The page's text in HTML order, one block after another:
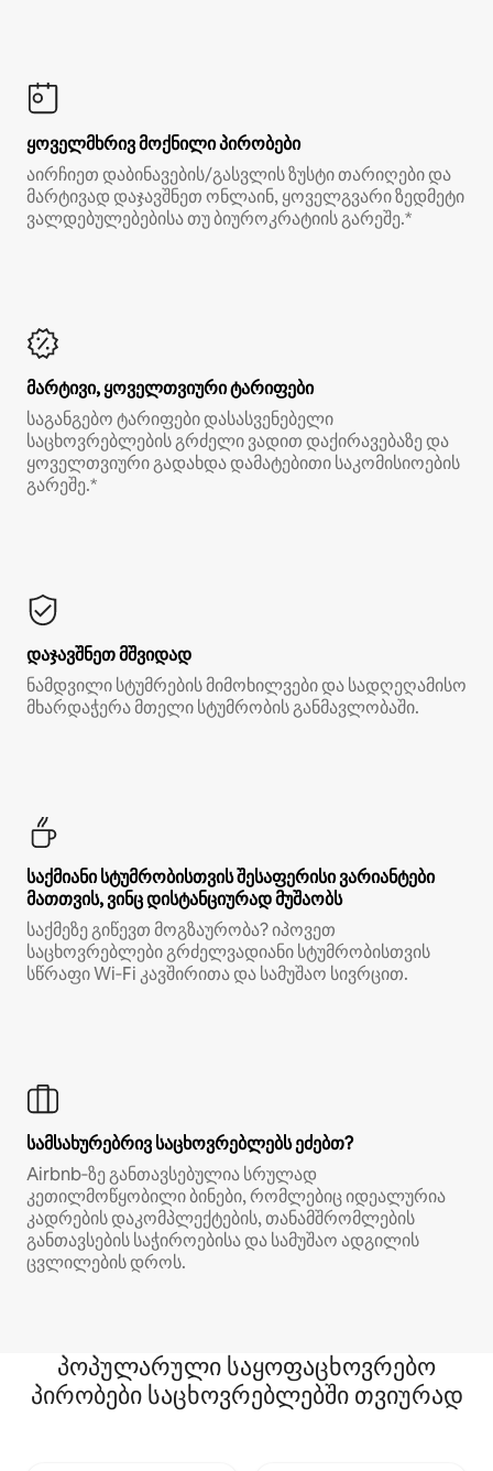
ყოველმხრივ მოქნილი პირობები
აირჩიეთ დაბინავების/გასვლის ზუსტი თარიღები და
მარტივად დაჯავშნეთ ონლაინ, ყოველგვარი ზედმეტი
ვალდებულებებისა თუ ბიუროკრატიის გარეშე.*
მარტივი, ყოველთვიური ტარიფები
საგანგებო ტარიფები დასასვენებელი
საცხოვრებლების გრძელი ვადით დაქირავებაზე და
ყოველთვიური გადახდა დამატებითი საკომისიოების
გარეშე.*
დაჯავშნეთ მშვიდად
ნამდვილი სტუმრების მიმოხილვები და სადღეღამისო
მხარდაჭერა მთელი სტუმრობის განმავლობაში.
საქმიანი სტუმრობისთვის შესაფერისი ვარიანტები
მათთვის, ვინც დისტანციურად მუშაობს
საქმეზე გიწევთ მოგზაურობა? იპოვეთ
საცხოვრებლები გრძელვადიანი სტუმრობისთვის
სწრაფი Wi‑Fi კავშირითა და სამუშაო სივრცით.
სამსახურებრივ საცხოვრებლებს ეძებთ?
Airbnb‑ზე განთავსებულია სრულად
კეთილმოწყობილი ბინები, რომლებიც იდეალურია
კადრების დაკომპლექტების, თანამშრომლების
განთავსების საჭიროებისა და სამუშაო ადგილის
ცვლილების დროს.
პოპულარული საყოფაცხოვრებო
პირობები საცხოვრებლებში თვიურად